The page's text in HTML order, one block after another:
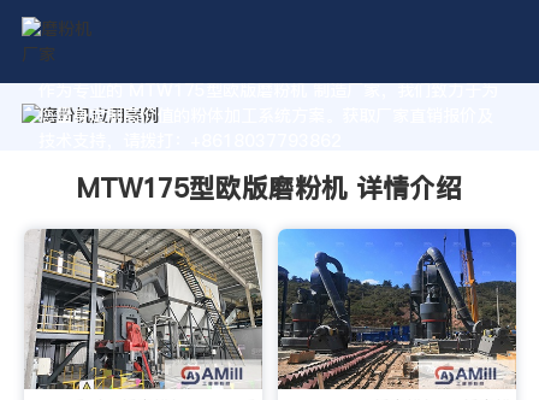
作为专业的 MTW175型欧版磨粉机 制造厂家，我们致力于为
您量身定制高价值的粉体加工系统方案。获取厂家直销报价及
MTW175型欧版磨粉机 详情介绍